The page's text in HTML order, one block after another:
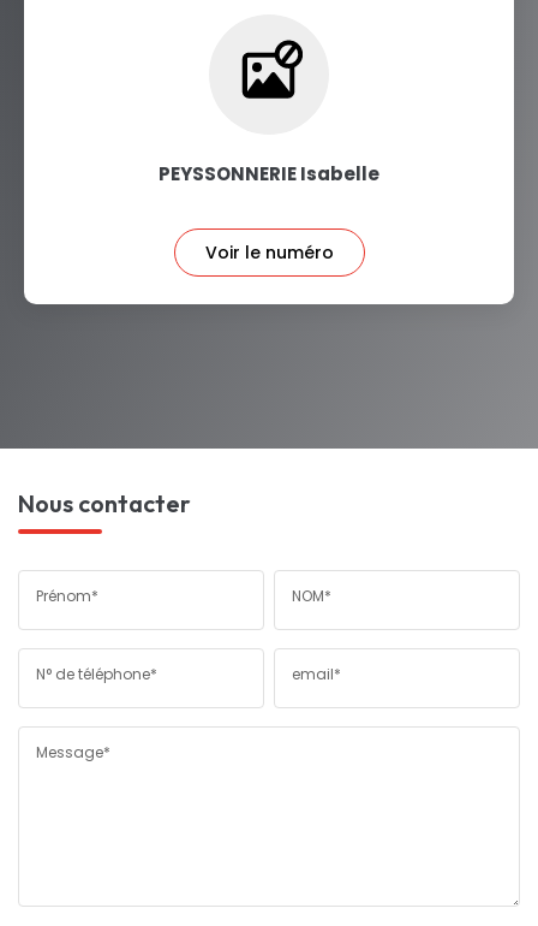
PEYSSONNERIE Isabelle
Voir le numéro
Nous contacter
Prénom* NOM*
N° de téléphone* email*
Message*